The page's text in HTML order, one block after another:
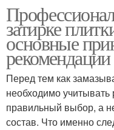
затирке
основные
рекомендации
Перед тем как
необходимо учитывать
правильный выбор, а
состав. Что именно